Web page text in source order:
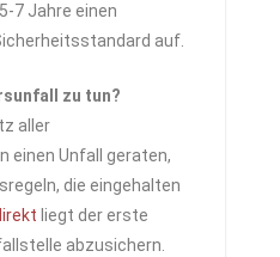
7 Jahre einen
auf.
zu tun?
aller
einen Unfall geraten,
die eingehalten
liegt der erste
abzusichern.